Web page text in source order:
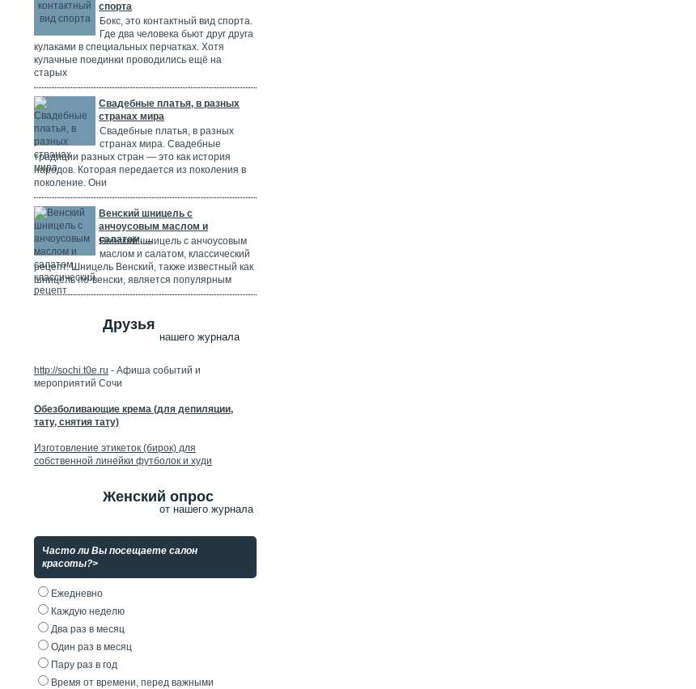
спорта
Бокс, это контактный вид спорта.
Где два человека бьют друг друга
кулаками в специальных перчатках. Хотя
кулачные поединки проводились ещё на
старых
Свадебные платья, в разных
странах мира
Свадебные платья, в разных
странах мира. Свадебные
традиции разных стран — это как история
народов. Которая передается из поколения в
поколение. Они
Венский шницель с
анчоусовым маслом и
салатом, ...
Венский шницель с анчоусовым
маслом и салатом, классический
рецепт. Шницель Венский, также известный как
шницель по-венски, является популярным
Друзья
нашего журнала
http://sochi.t0e.ru - Афиша событий и
мероприятий Сочи
Обезболивающие крема (для депиляции,
тату, снятия тату)
Изготовление этикеток (бирок) для
собственной линейки футболок и худи
Женский опрос
от нашего журнала
Часто ли Вы посещаете салон
красоты?>
Ежедневно
Каждую неделю
Два раз в месяц
Один раз в месяц
Пару раз в год
Время от времени, перед важными